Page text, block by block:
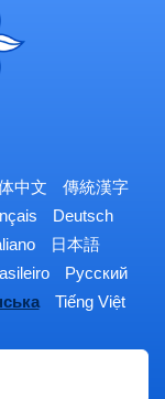
中文
傳統漢字
Deutsch
日本語
Русский
Tiếng Việt